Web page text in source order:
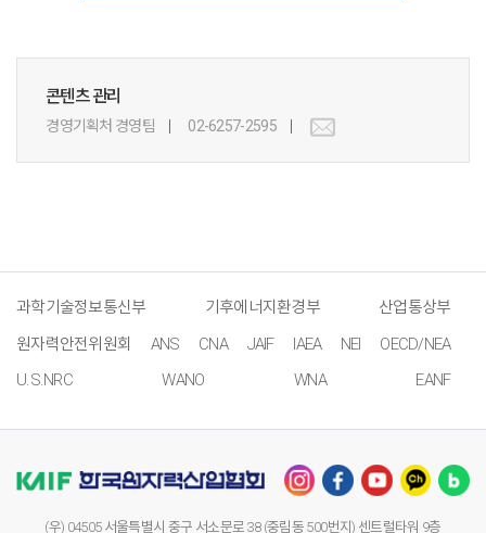
콘텐츠 관리
경영기획처 경영팀 02-6257-2595
과학기술정보통신부 기후에너지환경부
산업통상부
원자력안전위원회
ANS CNA JAIF IAEA NEI
OECD/NEA
U.S.NRC
WANO WNA EANF
(우) 04505 서울특별시 중구 서소문로 38 (중림동 500번지) 센트럴타워 9층